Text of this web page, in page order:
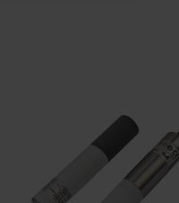
EE872 serie CO2
opnemers tot 5%